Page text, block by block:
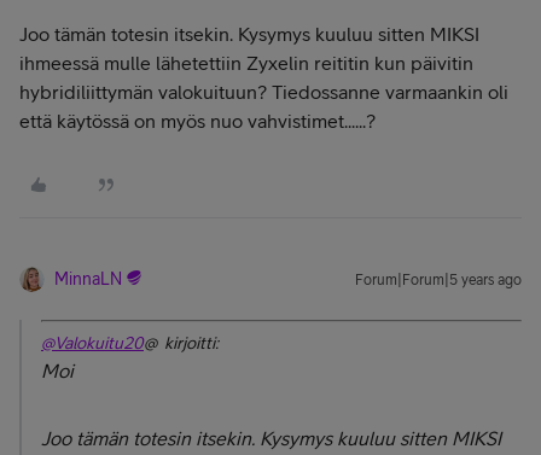
Joo tämän totesin itsekin. Kysymys kuuluu sitten MIKSI
ihmeessä mulle lähetettiin Zyxelin reititin kun päivitin
hybridiliittymän valokuituun? Tiedossanne varmaankin oli
että käytössä on myös nuo vahvistimet......?
MinnaLN Forum|Forum|5 years ago
@Valokuitu20@ kirjoitti:
Moi
Joo tämän totesin itsekin. Kysymys kuuluu sitten MIKSI